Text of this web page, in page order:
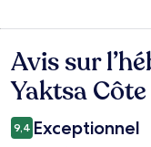
Avis
Avis sur
Yaktsa
9,4 Exceptionnel